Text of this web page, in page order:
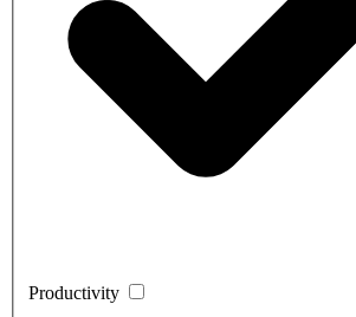
Productivity